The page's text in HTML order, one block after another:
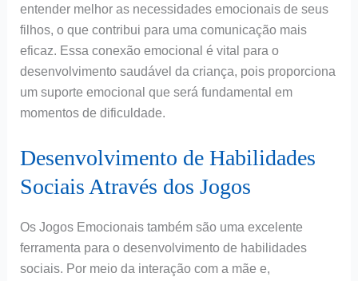
entender melhor as necessidades emocionais de seus
filhos, o que contribui para uma comunicação mais
eficaz. Essa conexão emocional é vital para o
desenvolvimento saudável da criança, pois proporciona
um suporte emocional que será fundamental em
momentos de dificuldade.
Desenvolvimento de Habilidades
Sociais Através dos Jogos
Os Jogos Emocionais também são uma excelente
ferramenta para o desenvolvimento de habilidades
sociais. Por meio da interação com a mãe e,